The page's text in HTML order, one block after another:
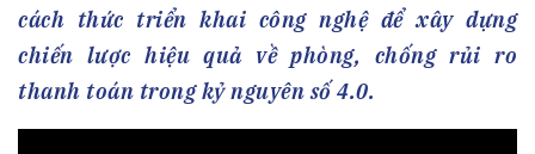
cách thức triển khai công nghệ để xây dựng
chiến lược hiệu quả về phòng, chống rủi ro
thanh toán trong kỷ nguyên số 4.0.